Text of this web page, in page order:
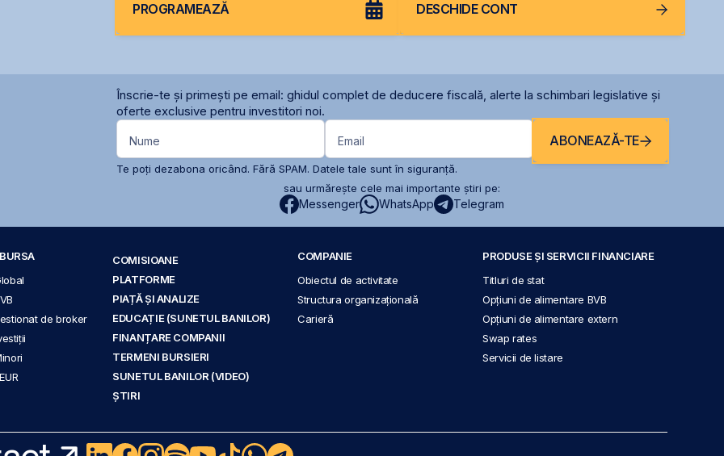
PROGRAMEAZĂ DESCHIDE CONT
Înscrie-te și primești pe email: ghidul complet de deducere fiscală, alerte la schimbari legislative și
oferte exclusive pentru investitori noi.
Nume Email ABONEAZĂ-TE
Te poți dezabona oricând. Fără SPAM. Datele tale sunt în siguranță.
sau urmărește cele mai importante știri pe:
Messenger WhatsApp Telegram
de broker
COMISIOANE
PLATFORME
PIAȚĂ ȘI ANALIZE
EDUCAȚIE (SUNETUL BANILOR)
FINANȚARE COMPANII
TERMENI BURSIERI
SUNETUL BANILOR (VIDEO)
ȘTIRI
COMPANIE
Obiectul de activitate
Structura organizațională
Carieră
PRODUSE ȘI SERVICII FINANCIARE
Titluri de stat
Opțiuni de alimentare BVB
Opțiuni de alimentare extern
Swap rates
Servicii de listare